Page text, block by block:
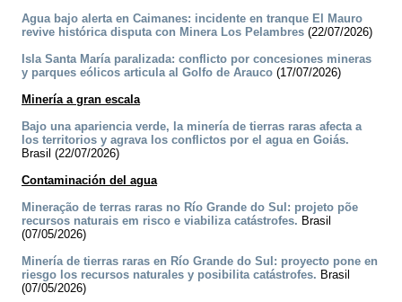
Agua bajo alerta en Caimanes: incidente en tranque El Mauro
revive histórica disputa con Minera Los Pelambres (22/07/2026)
Isla Santa María paralizada: conflicto por concesiones mineras
y parques eólicos articula al Golfo de Arauco (17/07/2026)
Minería a gran escala
Bajo una apariencia verde, la minería de tierras raras afecta a
los territorios y agrava los conflictos por el agua en Goiás.
Brasil (22/07/2026)
Contaminación del agua
Mineração de terras raras no Río Grande do Sul: projeto põe
recursos naturais em risco e viabiliza catástrofes. Brasil
(07/05/2026)
Minería de tierras raras en Río Grande do Sul: proyecto pone en
riesgo los recursos naturales y posibilita catástrofes. Brasil
(07/05/2026)